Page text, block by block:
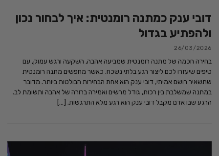
דובי ענק כמתנה רומנטית: איך לבחור נכון
ולהפתיע בגדול
26/03/2026
בחירה חכמה של מתנה רומנטית שמביעה אהבה, השקעה ורגש עמוק, עם
טיפים שיעזרו לכם ליצור רגע בלתי נשכח. כאשר מחפשים מתנה רומנטית
שתשאיר רושם אמיתי, דובי ענק הוא אחת הבחירות הבולטות ביותר. מדובר
במתנה שמשלבת בין רכות, גודל מרשים ואמירה ברורה של אהבה ותשומת לב.
הרגע שבו אדם מקבל דובי ענק הוא רגע מלא התרגשות. […]